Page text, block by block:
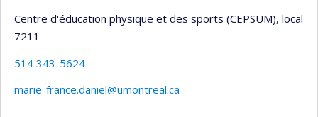
Centre d'éducation physique et des sports (CEPSUM), local
7211
514 343-5624
marie-france.daniel@umontreal.ca